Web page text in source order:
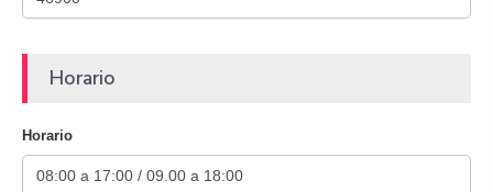
Horario
Horario